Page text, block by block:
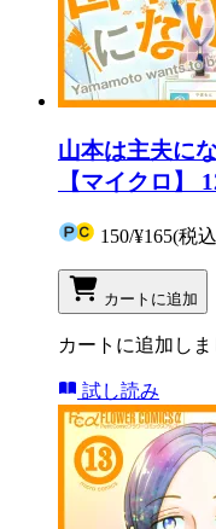
山本は主夫に
【マイクロ】
150/¥165(税
カートに追加
カートに追加しま
試し読み